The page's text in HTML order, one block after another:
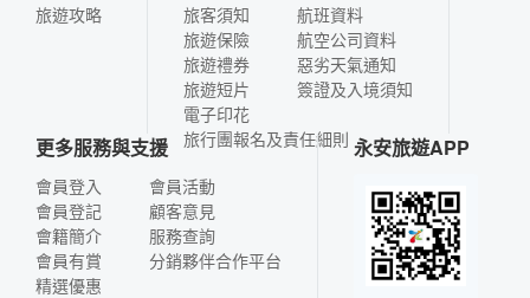
旅遊攻略
旅客須知
旅遊保險
旅遊禮券
旅遊短片
電子印花
航班資料
航空公司資料
惡劣天氣通知
簽證及入境須知
旅行團報名及責任細則
更多服務與支援
會員登入
會員登記
會籍簡介
會員有賞
精選優惠
會員活動
顧客意見
服務查詢
分銷夥伴合作平台
永安旅遊APP